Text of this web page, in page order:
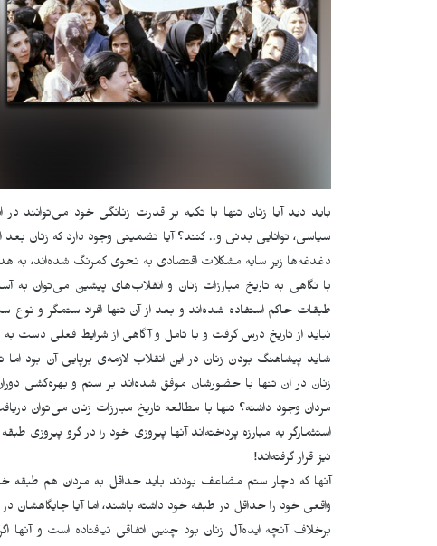
باید دید آیا زنان تنها با تکیه بر قدرت زنانگی خود می‌توانند
سیاسی، توانایی بدنی و.. کنند؟ آیا تضمینی وجود دارد که زنان بعد
دغدغه‌ها زیر سایه مشکلات اقتصادی به نحوی کمرنگ شده‌اند، به
با نگاهی به تاریخ مبارزات زنان و انقلاب‌های پیشین می‌توان به
طبقات حاکم استفاده شده‌اند و بعد از آن تنها افراد ستمگر و نوع
نباید از تاریخ درس گرفت و با تامل و آگاهی از شرایط فعلی دست
شاید پیشاهنگ بودن زنان در این انقلاب لازمه‌ی برپایی آن بود
زنان در آن تنها با حضورشان موفق شده‌اند بر ستم و بهره‌کشی
مردان وجود داشته؟ تنها با مطالعه تاریخ مبارزات زنان می‌توان
استثمارگر به مبارزه پرداخته‌اند آنها پیروزی خود را در گرو
نیز قرار گرفته‌اند!
آنها که دچار ستم مضاعف بودند باید حداقل به مردان هم طبقه خود
واقعی خود را حداقل در طبقه خود داشته باشند، اما آیا
برخلاف آنچه ایده‌آل زنان بود چنین اتفاقی نیافتاده است و آنها